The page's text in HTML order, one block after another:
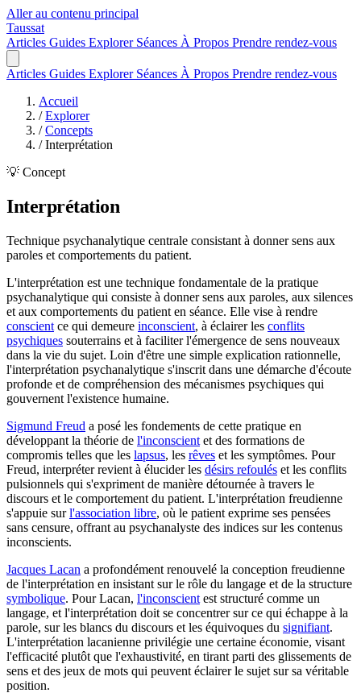
Aller au contenu principal
Taussat
Articles Guides Explorer Séances À Propos Prendre rendez-vous
Articles Guides Explorer Séances À Propos Prendre rendez-vous
Accueil
/ Explorer
/ Concepts
/ Interprétation
💡 Concept
Interprétation
Technique psychanalytique centrale consistant à donner sens aux
paroles et comportements du patient.
L'interprétation est une technique fondamentale de la pratique
psychanalytique qui consiste à donner sens aux paroles, aux silences
et aux comportements du patient en séance. Elle vise à rendre
conscient ce qui demeure inconscient, à éclairer les conflits
psychiques souterrains et à faciliter l'émergence de sens nouveaux
dans la vie du sujet. Loin d'être une simple explication rationnelle,
l'interprétation psychanalytique s'inscrit dans une démarche d'écoute
profonde et de compréhension des mécanismes psychiques qui
gouvernent l'existence humaine.
Sigmund Freud a posé les fondements de cette pratique en
développant la théorie de l'inconscient et des formations de
compromis telles que les lapsus, les rêves et les symptômes. Pour
Freud, interpréter revient à élucider les désirs refoulés et les conflits
pulsionnels qui s'expriment de manière détournée à travers le
discours et le comportement du patient. L'interprétation freudienne
s'appuie surl'association libre, où le patient exprime ses pensées
sans censure, offrant au psychanalyste des indices sur les contenus
inconscients.
Jacques Lacan a profondément renouvelé la conception freudienne
de l'interprétation en insistant sur le rôle du langage et de la structure
symbolique. Pour Lacan, l'inconscient est structuré comme un
langage, et l'interprétation doit se concentrer sur ce qui échappe à la
parole, sur les blancs du discours et les équivoques du signifiant.
L'interprétation lacanienne privilégie une certaine économie, visant
l'efficacité plutôt que l'exhaustivité, en tirant parti des glissements de
sens et des jeux de mots qui peuvent éclairer le sujet sur sa véritable
position.